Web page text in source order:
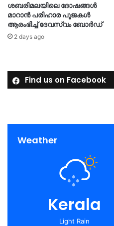
ശബരിമലയിലെ ദോഷങ്ങള്‍
മാറാൻ പരിഹാര പൂജകൾ
ആരംഭിച്ച് ദേവസ്വം ബോർഡ്
2 days ago
Find us on Facebook
Weather
Kerala
Light Rain